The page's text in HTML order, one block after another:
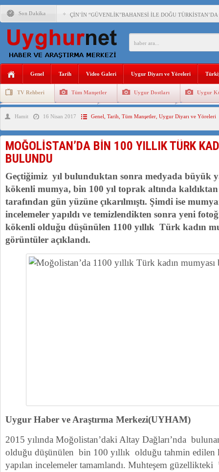
Son Dakika ÇİN’İN “GÜVENLİK”BAHANESİ İLE DOĞU
AFGANİSTAN’DA YAŞAYAN UYGURLARA KARŞI
ANAHTAR PARTİ GENEL BAŞKANI AĞIRALİOĞLU :
ÇİN’İN DOĞU TÜRKİSTAN’DAKİ UYGULAMALARI
150 YILDIR KAYNAYAN YARAMIZ : ÇİN İŞGALİNDEKİ
ÇİN’İN UYGUR POLİTİKALARINI ÖVEN DİYANET
MHP’DEN URUMÇİ KATLİAMI MESAJİ : 05.07.2009
Genel Tarih Video Galeri Uygur Diyarı ve Yöreleri
TV Rehberi Tüm Manşetler Uygur Dostları Uygur
Uygurlarda Düğün ve Cenaze
Hamit 16 Nisan 2017 Genel Tarih Tüm Manşetler Uygur Diyarı ve Yöreleri
MOĞOLİSTAN’DA BİN 100 YILLIK TÜRK
BULUNDU
Geçtiğimiz yıl bulunduktan sonra medyada büyük
kökenli mumya, bin 100 yıl toprak altında
tarafından gün yüzüne çıkarılmıştı. Şimdi ise
incelemeler yapıldı ve temizlendikten sonra yeni
kökenli olduğu düşünülen 1100 yıllık Türk kadın
görüntüler açıklandı.
Uygur Haber ve Araştırma Merkezi(UYHAM)
2015 yılında Moğolistan’daki Altay Dağları’nda
olduğu düşünülen bin 100 yıllık olduğu tahmin edilen
yapılan incelemeler tamamlandı. Muhteşem güzellikteki